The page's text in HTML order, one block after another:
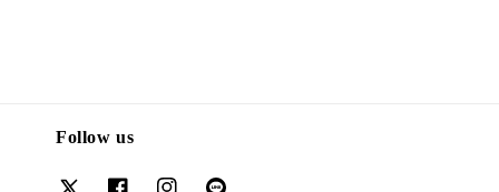
Follow us